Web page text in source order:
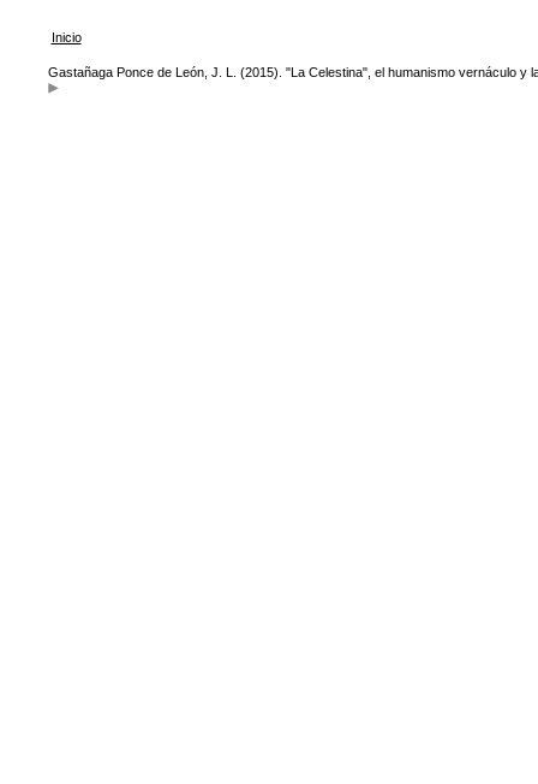
Inicio
Gastañaga Ponce de León, J. L. (2015). "La Celestina", el humanismo vernáculo y